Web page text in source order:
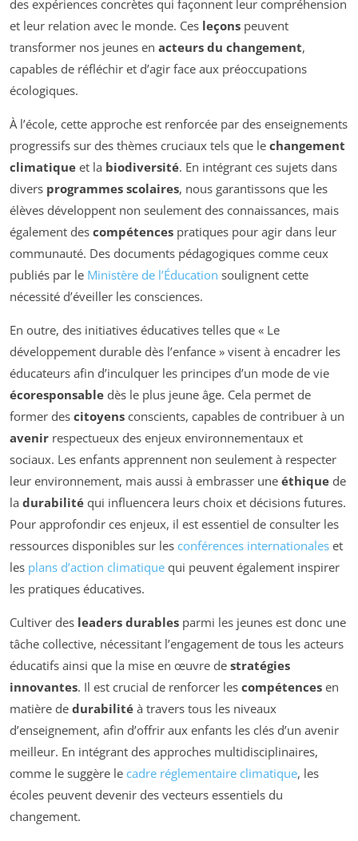
des expériences concrètes qui façonnent leur compréhension
et leur relation avec le monde. Ces leçons peuvent
transformer nos jeunes en acteurs du changement,
capables de réfléchir et d’agir face aux préoccupations
écologiques.
À l’école, cette approche est renforcée par des enseignements
progressifs sur des thèmes cruciaux tels que le changement
climatique et la biodiversité. En intégrant ces sujets dans
divers programmes scolaires, nous garantissons que les
élèves développent non seulement des connaissances, mais
également des compétences pratiques pour agir dans leur
communauté. Des documents pédagogiques comme ceux
publiés par le Ministère de l’Éducation soulignent cette
nécessité d’éveiller les consciences.
En outre, des initiatives éducatives telles que « Le
développement durable dès l’enfance » visent à encadrer les
éducateurs afin d’inculquer les principes d’un mode de vie
écoresponsable dès le plus jeune âge. Cela permet de
former des citoyens conscients, capables de contribuer à un
avenir respectueux des enjeux environnementaux et
sociaux. Les enfants apprennent non seulement à respecter
leur environnement, mais aussi à embrasser une éthique de
la durabilité qui influencera leurs choix et décisions futures.
Pour approfondir ces enjeux, il est essentiel de consulter les
ressources disponibles sur les conférences internationales et
les plans d’action climatique qui peuvent également inspirer
les pratiques éducatives.
Cultiver des leaders durables parmi les jeunes est donc une
tâche collective, nécessitant l’engagement de tous les acteurs
éducatifs ainsi que la mise en œuvre de stratégies
innovantes. Il est crucial de renforcer les compétences en
matière de durabilité à travers tous les niveaux
d’enseignement, afin d’offrir aux enfants les clés d’un avenir
meilleur. En intégrant des approches multidisciplinaires,
comme le suggère le cadre réglementaire climatique, les
écoles peuvent devenir des vecteurs essentiels du
changement.